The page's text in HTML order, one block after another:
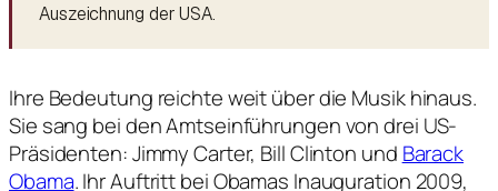
Auszeichnung der USA.
Ihre Bedeutung reichte weit über die Musik hinaus.
Sie sang bei den Amtseinführungen von drei US-
Präsidenten: Jimmy Carter, Bill Clinton und Barack
Obama. Ihr Auftritt bei Obamas Inauguration 2009,